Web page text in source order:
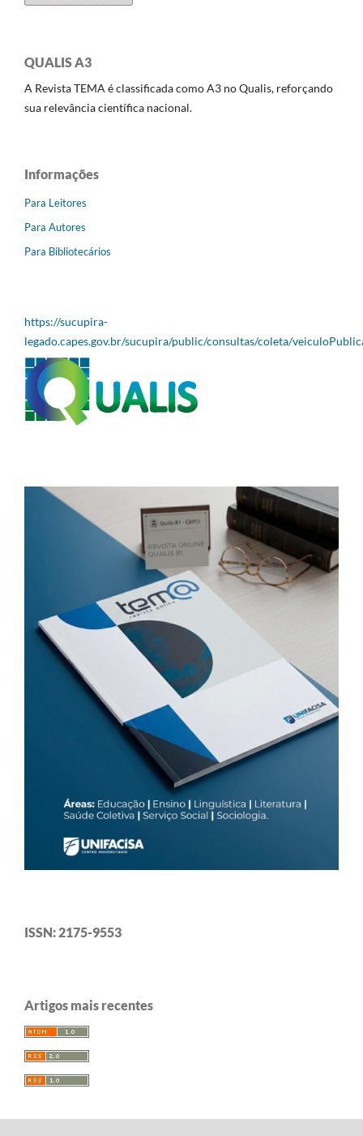
QUALIS A3
A Revista TEMA é classificada como A3 no Qualis, reforçando
sua relevância científica nacional.
Informações
Para Leitores
Para Autores
Para Bibliotecários
https://sucupira-
legado.capes.gov.br/sucupira/public/consultas/coleta/
ISSN: 2175-9553
Artigos mais recentes